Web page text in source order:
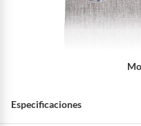
Especificaciones